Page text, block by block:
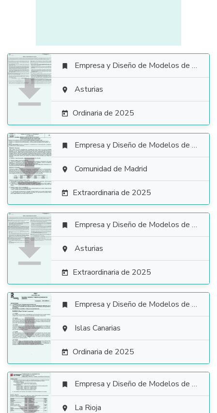

 Empresa y Diseño de Modelos de Negocio
 Asturias
 Ordinaria de 2025

 Empresa y Diseño de Modelos de Negocio
 Comunidad de Madrid
 Extraordinaria de 2025

 Empresa y Diseño de Modelos de Negocio
 Asturias
 Extraordinaria de 2025

 Empresa y Diseño de Modelos de Negocio
 Islas Canarias
 Ordinaria de 2025
 Empresa y Diseño de Modelos de Negocio
 La Rioja